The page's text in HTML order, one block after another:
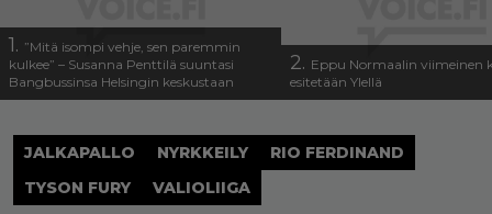
1. ”Mitä isompi vehje, sen paremmin
kulkee” – Susanna Penttilä suuntasi
Bangbussinsa Helsingin keskustaan
2. Eppu Normaalin viimeinen
esitetään Ylellä
JALKAPALLO NYRKKEILY
RIO FERDINAND
TYSON FURY
VALIOLIIGA